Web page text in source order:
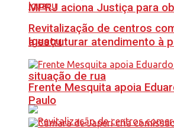
MPRJ aciona Justiça para
a estruturar atendimento à
situação de rua
Revitalização de centros
Iguaçu
Frente Mesquita apoia
Paulo